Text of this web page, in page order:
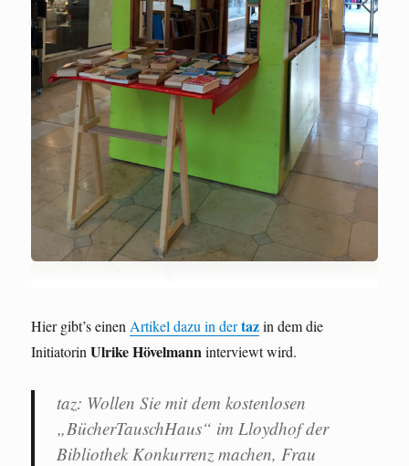
Hier gibt’s einen Artikel dazu in dertazin dem die
InitiatorinUlrike Hövelmanninterviewt wird.
taz: Wollen Sie mit dem kostenlosen
„BücherTauschHaus“ im Lloydhof der
Bibliothek Konkurrenz machen, Frau